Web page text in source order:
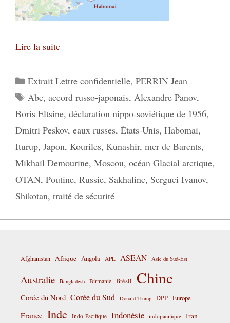
Lire la suite
Catégories
Extrait Lettre confidentielle, PERRIN Jean
Étiquettes
Abe, accord russo-japonais, Alexandre Panov,
Boris Eltsine, déclaration nippo-soviétique de 1956,
Dmitri Peskov, eaux russes, États-Unis, Habomai,
Iturup, Japon, Kouriles, Kunashir, mer de Barents,
Mikhaïl Demourine, Moscou, océan Glacial arctique,
OTAN, Poutine, Russie, Sakhaline, Serguei Ivanov,
Shikotan, traité de sécurité
Afghanistan Afrique Angola APL ASEAN Asie du Sud-Est
Australie Bangladesh Birmanie Brésil Chine
Corée du Nord Corée du Sud Donald Trump DPP Europe
France Inde Indo-Pacifique Indonésie indopacifique Iran